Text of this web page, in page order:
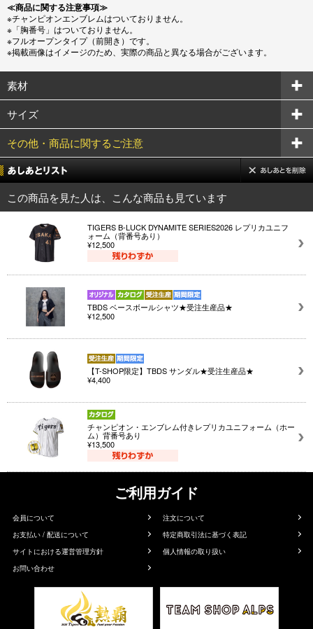
≪商品に関する注意事項≫
※チャンピオンエンブレムはついておりません。
※「胸番号」はついておりません。
※フルオープンタイプ（前開き）です。
※掲載画像はイメージのため、実際の商品と異なる場合がございます。
素材
サイズ
その他・商品に関するご注意
この商品を見た人は、こんな商品も見ています
TIGERS B-LUCK DYNAMITE SERIES2026 レプリカユニフ
ォーム（背番号あり）
¥12,500
TBDS ベースボールシャツ★受注生産品★
¥12,500
【T-SHOP限定】TBDS サンダル★受注生産品★
¥4,400
チャンピオン・エンブレム付きレプリカユニフォーム（ホー
ム）背番号あり
¥13,500
ご利用ガイド
会員について
注文について
お支払い / 配送について
特定商取引法に基づく表記
サイトにおける運営管理方針
個人情報の取り扱い
お問い合わせ